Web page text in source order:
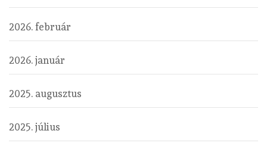
2026. február
2026. január
2025. augusztus
2025. július